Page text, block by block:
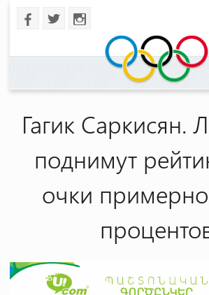
b a x
Гагик Саркисян.
поднимут
очки